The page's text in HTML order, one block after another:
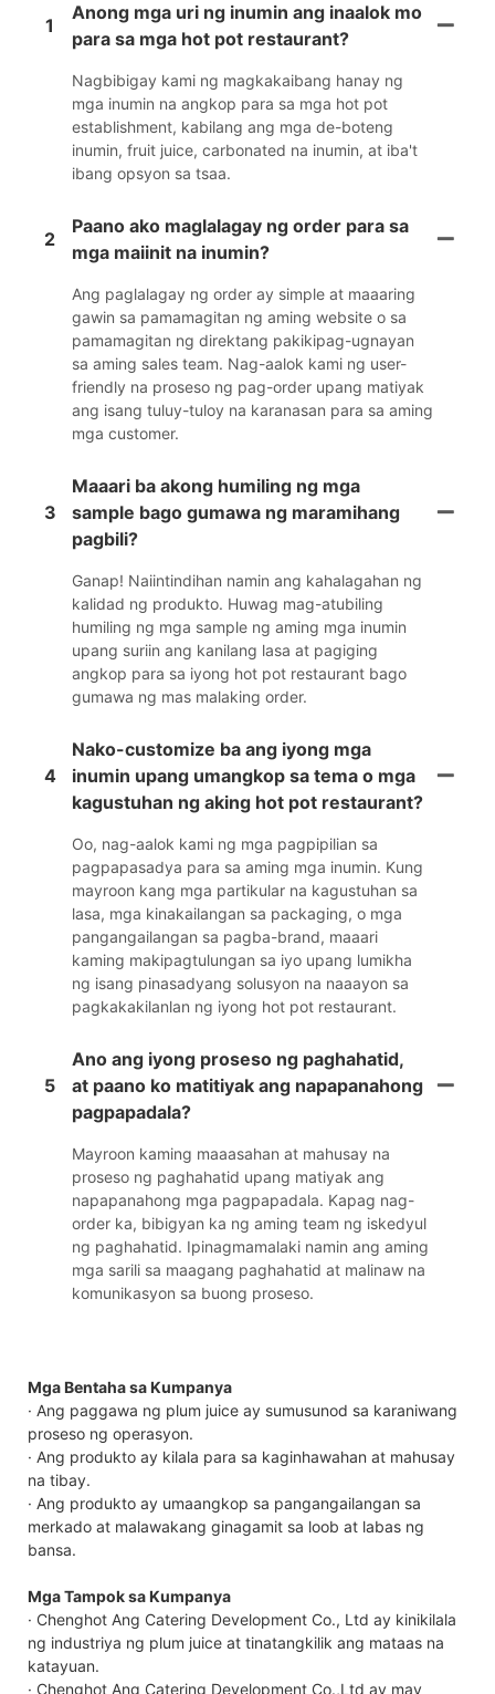
1
Anong mga uri ng inumin ang inaalok mo
para sa mga hot pot restaurant?
Nagbibigay kami ng magkakaibang hanay ng
mga inumin na angkop para sa mga hot pot
establishment, kabilang ang mga de-boteng
inumin, fruit juice, carbonated na inumin, at iba't
ibang opsyon sa tsaa.
2
Paano ako maglalagay ng order para sa
mga maiinit na inumin?
Ang paglalagay ng order ay simple at maaaring
gawin sa pamamagitan ng aming website o sa
pamamagitan ng direktang pakikipag-ugnayan
sa aming sales team. Nag-aalok kami ng user-
friendly na proseso ng pag-order upang matiyak
ang isang tuluy-tuloy na karanasan para sa aming
mga customer.
3
Maaari ba akong humiling ng mga
sample bago gumawa ng maramihang
pagbili?
Ganap! Naiintindihan namin ang kahalagahan ng
kalidad ng produkto. Huwag mag-atubiling
humiling ng mga sample ng aming mga inumin
upang suriin ang kanilang lasa at pagiging
angkop para sa iyong hot pot restaurant bago
gumawa ng mas malaking order.
4
Nako-customize ba ang iyong mga
inumin upang umangkop sa tema o mga
kagustuhan ng aking hot pot restaurant?
Oo, nag-aalok kami ng mga pagpipilian sa
pagpapasadya para sa aming mga inumin. Kung
mayroon kang mga partikular na kagustuhan sa
lasa, mga kinakailangan sa packaging, o mga
pangangailangan sa pagba-brand, maaari
kaming makipagtulungan sa iyo upang lumikha
ng isang pinasadyang solusyon na naaayon sa
pagkakakilanlan ng iyong hot pot restaurant.
5
Ano ang iyong proseso ng paghahatid,
at paano ko matitiyak ang napapanahong
pagpapadala?
Mayroon kaming maaasahan at mahusay na
proseso ng paghahatid upang matiyak ang
napapanahong mga pagpapadala. Kapag nag-
order ka, bibigyan ka ng aming team ng iskedyul
ng paghahatid. Ipinagmamalaki namin ang aming
mga sarili sa maagang paghahatid at malinaw na
komunikasyon sa buong proseso.
Mga Bentaha sa Kumpanya
· Ang paggawa ng plum juice ay sumusunod sa karaniwang
proseso ng operasyon.
· Ang produkto ay kilala para sa kaginhawahan at mahusay
na tibay.
· Ang produkto ay umaangkop sa pangangailangan sa
merkado at malawakang ginagamit sa loob at labas ng
bansa.
Mga Tampok sa Kumpanya
· Chenghot Ang Catering Development Co., Ltd ay kinikilala
ng industriya ng plum juice at tinatangkilik ang mataas na
katayuan.
· Chenghot Ang Catering Development Co.,Ltd ay may